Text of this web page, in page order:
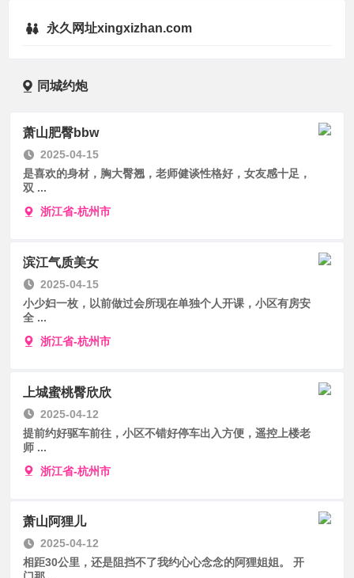
永久网址xingxizhan.com
同城约炮
萧山肥臀bbw
2025-04-15
是喜欢的身材，胸大臀翘，老师健谈性格好，女友感十足，
双 ...
浙江省-杭州市
滨江气质美女
2025-04-15
小少妇一枚，以前做过会所现在单独个人开课，小区有房安
全 ...
浙江省-杭州市
上城蜜桃臀欣欣
2025-04-12
提前约好驱车前往，小区不错好停车出入方便，遥控上楼老
师 ...
浙江省-杭州市
萧山阿狸儿
2025-04-12
相距30公里，还是阻挡不了我约心心念念的阿狸姐姐。 开